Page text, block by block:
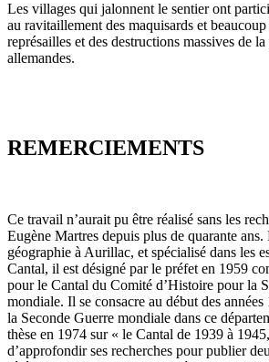
Les villages qui jalonnent le sentier ont
au ravitaillement des maquisards et
représailles et des destructions massives de
allemandes.
REMERCIEMENTS
Ce travail n’aurait pu être réalisé sans les
Eugène Martres depuis plus de quarante ans.
géographie à Aurillac, et spécialisé dans les
Cantal, il est désigné par le préfet en 1959
pour le Cantal du Comité d’Histoire pour la
mondiale. Il se consacre au début des
la Seconde Guerre mondiale dans ce
thèse en 1974 sur « le Cantal de 1939 à
d’approfondir ses recherches pour publier